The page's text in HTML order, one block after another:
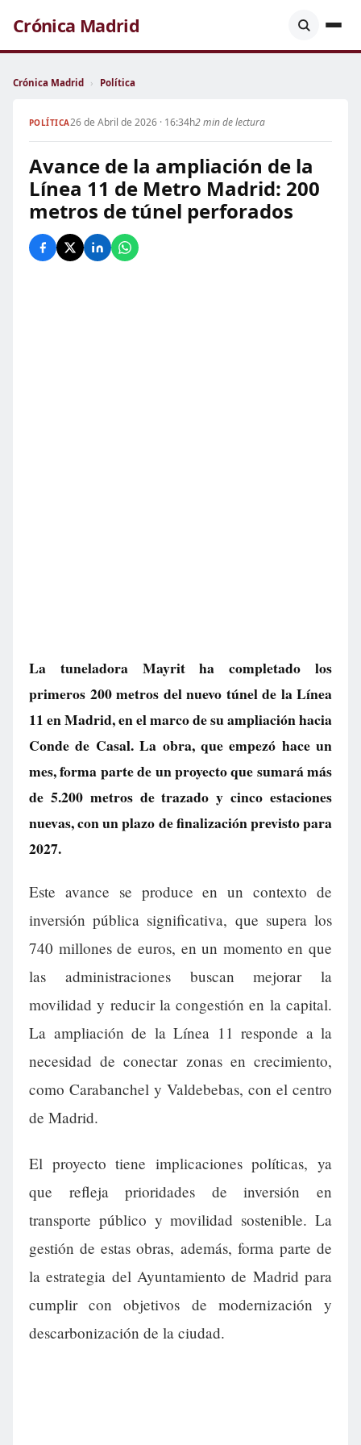
Crónica Madrid
Crónica Madrid › Política
POLÍTICA26 de Abril de 2026 · 16:34h2 min de lectura
Avance de la ampliación de la
Línea 11 de Metro Madrid: 200
metros de túnel perforados
La tuneladora Mayrit ha completado los
primeros 200 metros del nuevo túnel de la Línea
11 en Madrid, en el marco de su ampliación hacia
Conde de Casal. La obra, que empezó hace un
mes, forma parte de un proyecto que sumará más
de 5.200 metros de trazado y cinco estaciones
nuevas, con un plazo de finalización previsto para
2027.
Este avance se produce en un contexto de
inversión pública significativa, que supera los
740 millones de euros, en un momento en que
las administraciones buscan mejorar la
movilidad y reducir la congestión en la capital.
La ampliación de la Línea 11 responde a la
necesidad de conectar zonas en crecimiento,
como Carabanchel y Valdebebas, con el centro
de Madrid.
El proyecto tiene implicaciones políticas, ya
que refleja prioridades de inversión en
transporte público y movilidad sostenible. La
gestión de estas obras, además, forma parte de
la estrategia del Ayuntamiento de Madrid para
cumplir con objetivos de modernización y
descarbonización de la ciudad.